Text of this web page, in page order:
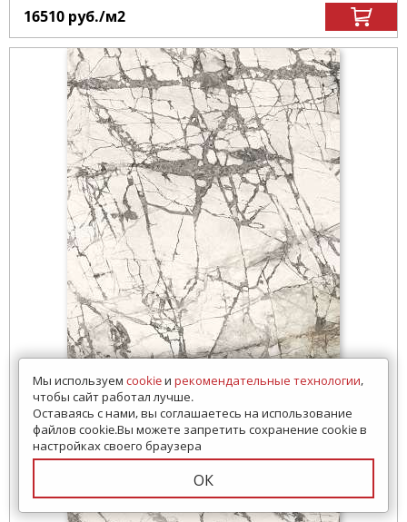
16510 руб./м2
Мы используем cookieи рекомендательные технологии,
чтобы сайт работал лучше.
Оставаясь с нами, вы соглашаетесь на использование
файлов cookie.Вы можете запретить сохранение cookie в
настройках своего браузера
ОК